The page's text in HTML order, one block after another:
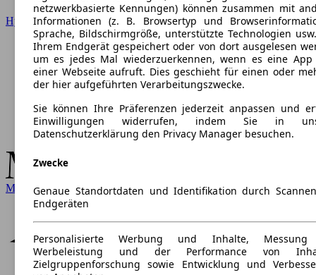
Hyundai
Mercedes-Benz
netzwerkbasierte Kennungen) können zusammen mit
Informationen (z. B. Browsertyp und
Sprache, Bildschirmgröße, unterstützte Technologien
Ihrem Endgerät gespeichert oder von dort ausgelesen
um es jedes Mal wiederzuerkennen, wenn es eine App
einer Webseite aufruft. Dies geschieht für einen oder
der hier aufgeführten Verarbeitungszwecke.
Sie können Ihre Präferenzen jederzeit anpassen und
Einwilligungen widerrufen, indem Sie in
Datenschutzerklärung den Privacy Manager besuchen.
Zwecke
Genaue Standortdaten und Identifikation durch
Endgeräten
Personalisierte Werbung und Inhalte,
Werbeleistung und der Performance von
Zielgruppenforschung sowie Entwicklung und